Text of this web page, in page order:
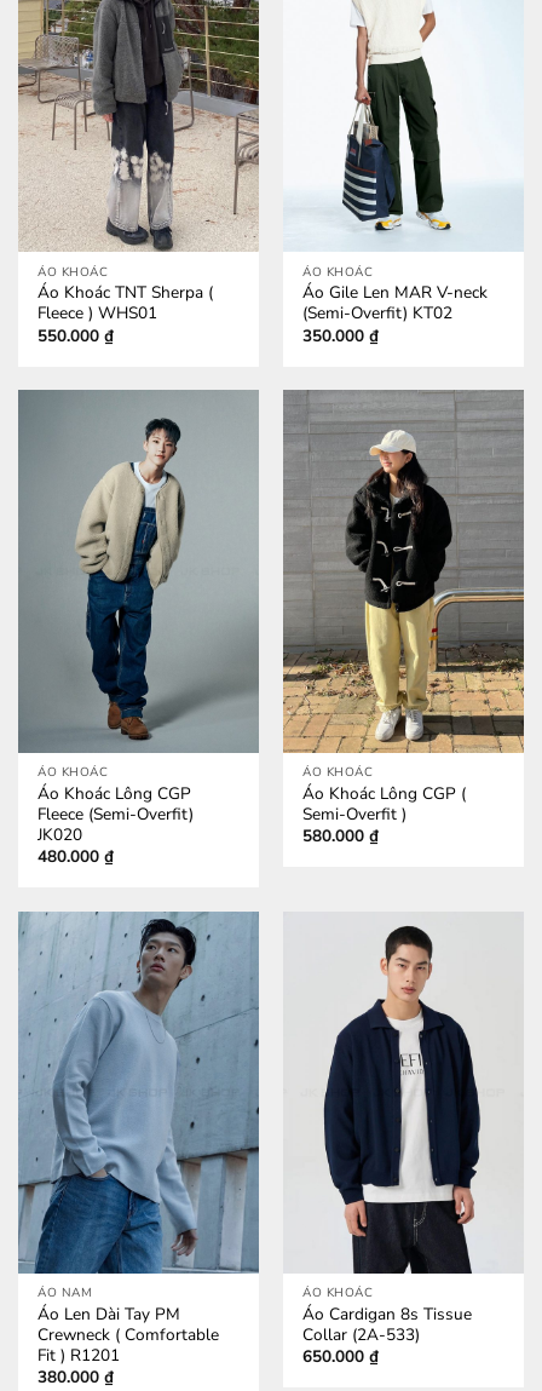
ÁO KHOÁC
Áo Khoác TNT Sherpa (
Fleece ) WHS01
550.000₫
ÁO KHOÁC
Áo Gile Len MAR V-neck
(Semi-Overfit) KT02
350.000₫
ÁO KHOÁC
Áo Khoác Lông CGP
Fleece (Semi-Overfit)
JK020
480.000₫
ÁO KHOÁC
Áo Khoác Lông CGP (
Semi-Overfit )
580.000₫
ÁO NAM
Áo Len Dài Tay PM
Crewneck ( Comfortable
Fit ) R1201
380.000₫
ÁO KHOÁC
Áo Cardigan 8s Tissue
Collar (2A-533)
650.000₫